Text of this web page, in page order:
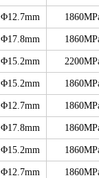
Φ12.7mm
Φ17.8mm
Φ15.2mm
Φ15.2mm
Φ12.7mm
Φ17.8mm
Φ15.2mm
Φ12.7mm